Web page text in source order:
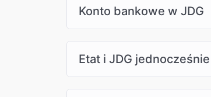
Konto bankowe w JDG
Etat i JDG